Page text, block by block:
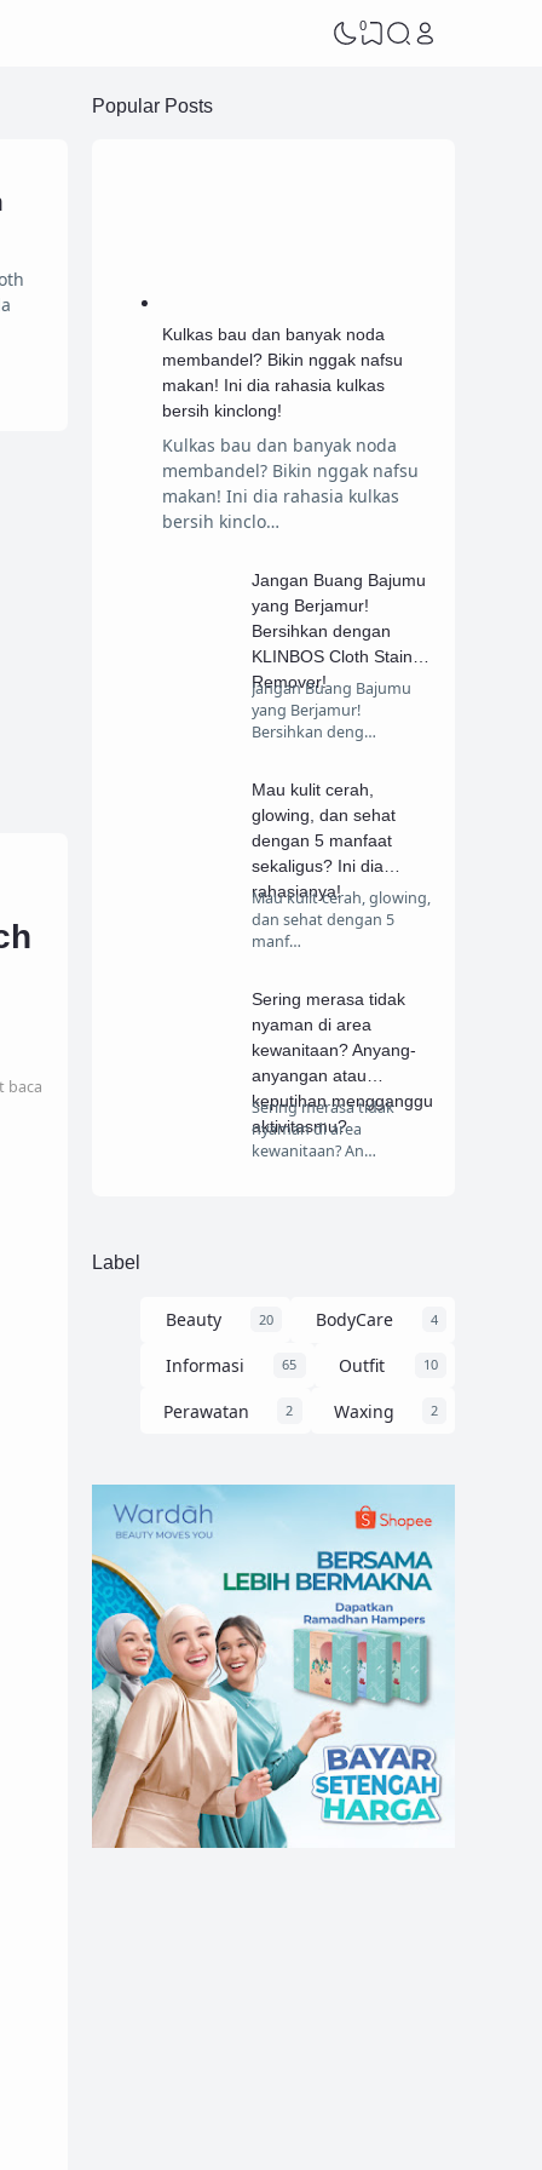
0
baca
Popular Posts
Kulkas bau dan banyak noda
membandel? Bikin nggak nafsu
makan! Ini dia rahasia kulkas
bersih kinclong!
Kulkas bau dan banyak noda
membandel? Bikin nggak nafsu
makan! Ini dia rahasia kulkas
bersih kinclo…
Jangan Buang Bajumu
yang Berjamur!
Bersihkan dengan
KLINBOS Cloth Stain
Remover!
Jangan Buang Bajumu
yang Berjamur!
Bersihkan deng…
Mau kulit cerah,
glowing, dan sehat
dengan 5 manfaat
sekaligus? Ini dia
rahasianya!
Mau kulit cerah, glowing,
dan sehat dengan 5
manf…
Sering merasa tidak
nyaman di area
kewanitaan? Anyang-
anyangan atau
keputihan mengganggu
aktivitasmu?
Sering merasa tidak
nyaman di area
kewanitaan? An…
Label
Beauty 20 BodyCare 4
Informasi 65 Outfit 10
Perawatan 2 Waxing 2